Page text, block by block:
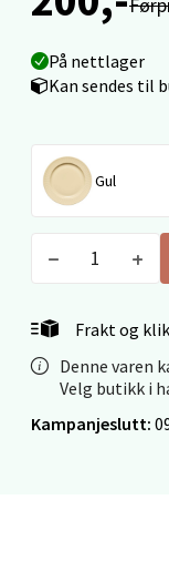
På nettlager
Kan sendes til
Gul
Frakt og
Denne varen
Velg butikk i
Kampanjeslutt:
Folke
Åpent i dag
Oppdal -